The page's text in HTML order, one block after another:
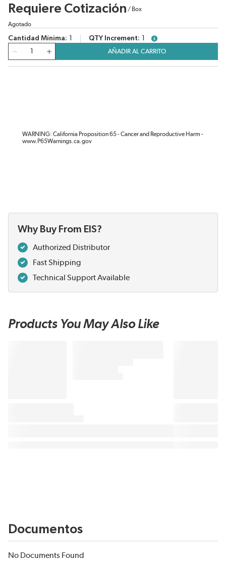
Requiere Cotización / Box
Agotado
Cantidad Mínima QTY Increment
more info
Cantidad
AÑADIR AL CARRITO
WARNING: California Proposition 65 - Cancer and Reproductive Harm -
www.P65Warnings.ca.gov
Why Buy From EIS?
Authorized Distributor
Fast Shipping
Technical Support Available
Products You May Also Like
Documentos
No Documents Found